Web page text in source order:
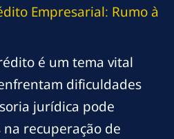
Empresarial: Rumo à
é um tema vital
dificuldades
jurídica pode
recuperação de